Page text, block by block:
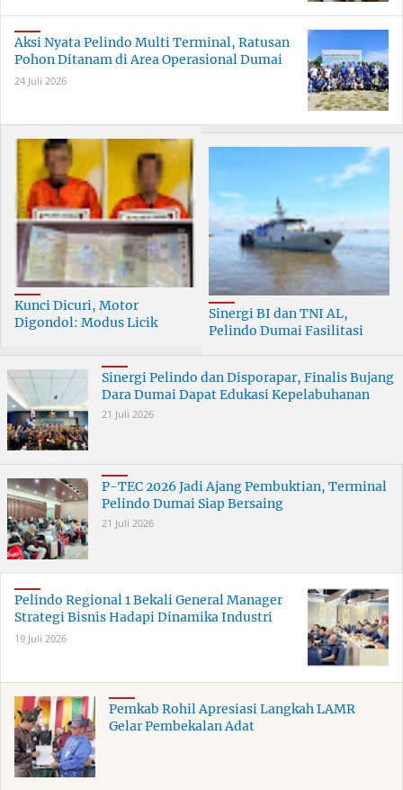
Aksi Nyata Pelindo Multi Terminal, Ratusan
Pohon Ditanam di Area Operasional Dumai
24 Juli 2026
Kunci Dicuri, Motor
Digondol: Modus Licik
Terungkap
Sinergi BI dan TNI AL,
Pelindo Dumai Fasilitasi
Sinergi Pelindo dan Disporapar, Finalis Bujang
Dara Dumai Dapat Edukasi Kepelabuhanan
21 Juli 2026
P-TEC 2026 Jadi Ajang Pembuktian, Terminal
Pelindo Dumai Siap Bersaing
21 Juli 2026
Pelindo Regional 1 Bekali General Manager
Strategi Bisnis Hadapi Dinamika Industri
19 Juli 2026
Pemkab Rohil Apresiasi Langkah LAMR
Gelar Pembekalan Adat